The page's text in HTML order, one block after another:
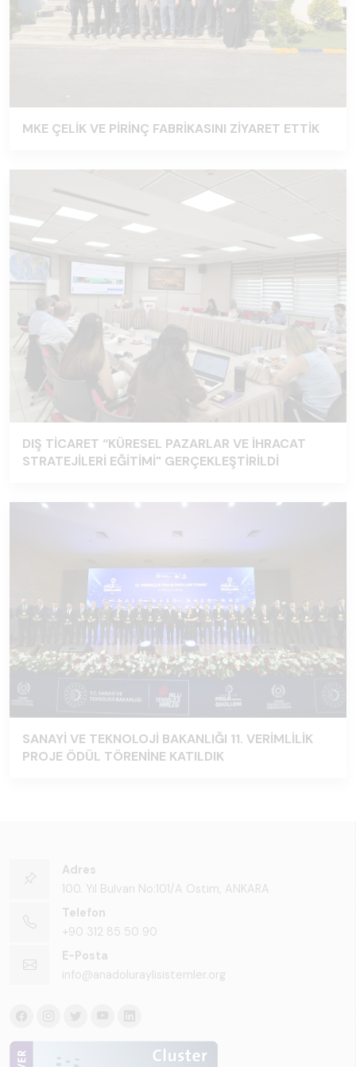
MKE ÇELİK VE PİRİNÇ FABRİKASINI ZİYARET ETTİK
DIŞ TİCARET “KÜRESEL PAZARLAR VE İHRACAT
STRATEJİLERİ EĞİTİMİ" GERÇEKLEŞTİRİLDİ
SANAYİ VE TEKNOLOJİ BAKANLIĞI 11. VERİMLİLİK
PROJE ÖDÜL TÖRENİNE KATILDIK
Adres
100. Yıl Bulvarı No:101/A Ostim, ANKARA
Telefon
+90 312 85 50 90
E-Posta
info@anadoluraylisistemler.org